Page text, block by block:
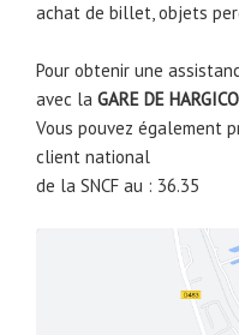
achat de billet, objets
Pour obtenir une
avec la GARE DE
Vous pouvez également
client national
de la SNCF au : 36.35